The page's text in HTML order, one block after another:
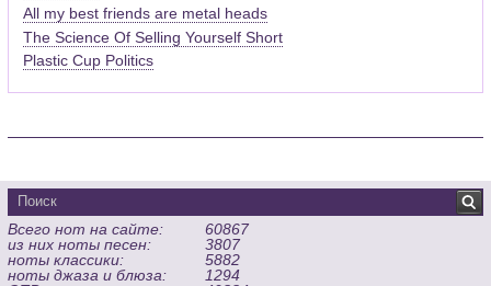
нотами и наоборот);
Создание произведений для духовых, струнных, клавишных
и других музыкальных инструментов;
Интеграция текста песен в ноты и привязка его к нотам
Встроенный определитель и визуализатор аккордов для
Экспортирование музыкальных партитур в MIDI, ASCII,
MusicXML, WAV, PNG, PDF, GP5 (в Guitar Pro 6), подготовка к
печати;
Импортирование из MIDI, ASCII,MusicXML, Power Tab (.ptb),
TablEdit (.tef)
All my best friends are metal heads
The Science Of Selling Yourself Short
Plastic Cup Politics
Всего нот на сайте:
60867
из них ноты песен:
3807
ноты классики:
5882
ноты джаза и блюза:
1294